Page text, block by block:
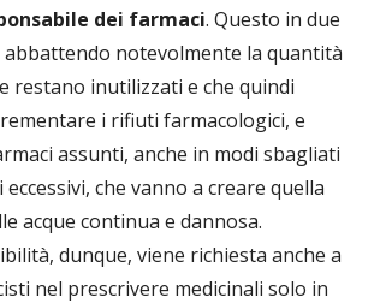
dei farmaci. Questo in due
notevolmente la quantità
restano inutilizzati e che quindi
i rifiuti farmacologici, e
assunti, anche in modi sbagliati
che vanno a creare quella
acque continua e dannosa.
dunque, viene richiesta anche a
nel prescrivere medicinali solo in